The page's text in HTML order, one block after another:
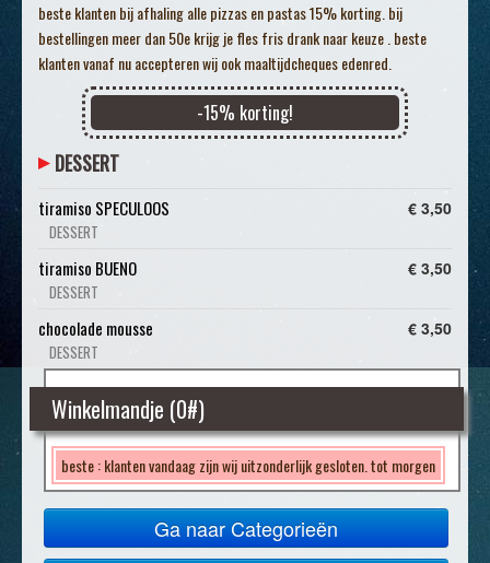
beste klanten bij afhaling alle pizzas en pastas 15% korting. bij
bestellingen meer dan 50e krijg je fles fris drank naar keuze . beste
klanten vanaf nu accepteren wij ook maaltijdcheques edenred.
-15% korting!
DESSERT
tiramiso SPECULOOS
DESSERT
€ 3,50
tiramiso BUENO
DESSERT
€ 3,50
chocolade mousse
DESSERT
€ 3,50
Winkelmandje (0#)
beste : klanten vandaag zijn wij uitzonderlijk gesloten. tot morgen
Ga naar Categorieën